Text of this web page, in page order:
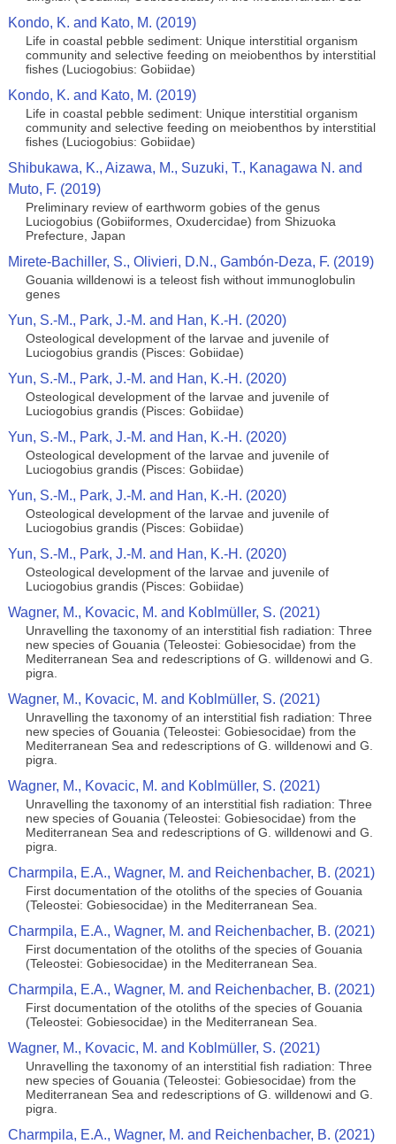
Kondo, K. and Kato, M. (2019)
Life in coastal pebble sediment: Unique interstitial organism
community and selective feeding on meiobenthos by interstitial
fishes (Luciogobius: Gobiidae)
Kondo, K. and Kato, M. (2019)
Life in coastal pebble sediment: Unique interstitial organism
community and selective feeding on meiobenthos by interstitial
fishes (Luciogobius: Gobiidae)
Shibukawa, K., Aizawa, M., Suzuki, T., Kanagawa N. and
Muto, F. (2019)
Preliminary review of earthworm gobies of the genus
Luciogobius (Gobiiformes, Oxudercidae) from Shizuoka
Prefecture, Japan
Mirete-Bachiller, S., Olivieri, D.N., Gambón-Deza, F. (2019)
Gouania willdenowi is a teleost fish without immunoglobulin
genes
Yun, S.-M., Park, J.-M. and Han, K.-H. (2020)
Osteological development of the larvae and juvenile of
Luciogobius grandis (Pisces: Gobiidae)
Yun, S.-M., Park, J.-M. and Han, K.-H. (2020)
Osteological development of the larvae and juvenile of
Luciogobius grandis (Pisces: Gobiidae)
Yun, S.-M., Park, J.-M. and Han, K.-H. (2020)
Osteological development of the larvae and juvenile of
Luciogobius grandis (Pisces: Gobiidae)
Yun, S.-M., Park, J.-M. and Han, K.-H. (2020)
Osteological development of the larvae and juvenile of
Luciogobius grandis (Pisces: Gobiidae)
Yun, S.-M., Park, J.-M. and Han, K.-H. (2020)
Osteological development of the larvae and juvenile of
Luciogobius grandis (Pisces: Gobiidae)
Wagner, M., Kovacic, M. and Koblmüller, S. (2021)
Unravelling the taxonomy of an interstitial fish radiation: Three
new species of Gouania (Teleostei: Gobiesocidae) from the
Mediterranean Sea and redescriptions of G. willdenowi and G.
pigra.
Wagner, M., Kovacic, M. and Koblmüller, S. (2021)
Unravelling the taxonomy of an interstitial fish radiation: Three
new species of Gouania (Teleostei: Gobiesocidae) from the
Mediterranean Sea and redescriptions of G. willdenowi and G.
pigra.
Wagner, M., Kovacic, M. and Koblmüller, S. (2021)
Unravelling the taxonomy of an interstitial fish radiation: Three
new species of Gouania (Teleostei: Gobiesocidae) from the
Mediterranean Sea and redescriptions of G. willdenowi and G.
pigra.
Charmpila, E.A., Wagner, M. and Reichenbacher, B. (2021)
First documentation of the otoliths of the species of Gouania
(Teleostei: Gobiesocidae) in the Mediterranean Sea.
Charmpila, E.A., Wagner, M. and Reichenbacher, B. (2021)
First documentation of the otoliths of the species of Gouania
(Teleostei: Gobiesocidae) in the Mediterranean Sea.
Charmpila, E.A., Wagner, M. and Reichenbacher, B. (2021)
First documentation of the otoliths of the species of Gouania
(Teleostei: Gobiesocidae) in the Mediterranean Sea.
Wagner, M., Kovacic, M. and Koblmüller, S. (2021)
Unravelling the taxonomy of an interstitial fish radiation: Three
new species of Gouania (Teleostei: Gobiesocidae) from the
Mediterranean Sea and redescriptions of G. willdenowi and G.
pigra.
Charmpila, E.A., Wagner, M. and Reichenbacher, B. (2021)